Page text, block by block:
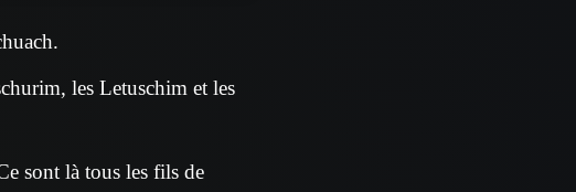
les Letuschim et les
sont là tous les fils de